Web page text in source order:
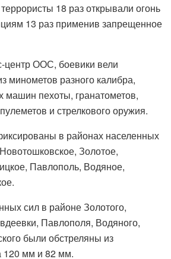
18 раз открывали огонь
13 раз применив запрещенное
центр ООС, боевики вели
минометов разного калибра,
машин пехоты, гранатометов,
и стрелкового оружия.
в районах населенных
Золотое,
Павлополь, Водяное,
сил в районе Золотого,
Павлополя, Водяного,
были обстреляны из
120 мм и 82 мм.